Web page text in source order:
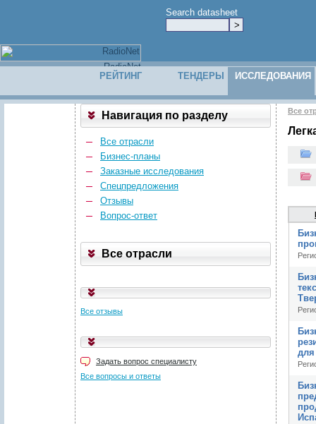
Search datasheet
РЕЙТИНГ ТЕНДЕРЫ ИССЛЕДОВАНИЯ
Навигация по разделу
Все отрасли
Бизнес-планы
Заказные исследования
Спецпредложения
Отзывы
Вопрос-ответ
Все отрасли
Все отзывы
Задать вопрос специалисту
Все вопросы и ответы
Все